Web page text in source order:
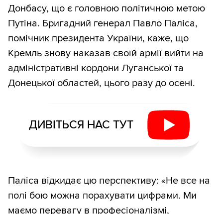
Донбасу, що є головною політичною метою
Путіна. Бригадний генерал Павло Паліса,
помічник президента України, каже, що
Кремль знову наказав своїй армії вийти на
адміністративні кордони Луганської та
Донецької областей, цього разу до осені.
ДИВІТЬСЯ НАС ТУТ
Паліса відкидає цю перспективу: «Не все на
полі бою можна порахувати цифрами. Ми
маємо перевагу в професіоналізмі,